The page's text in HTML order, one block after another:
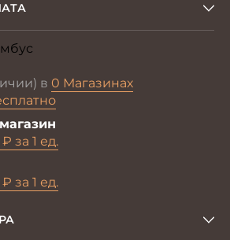
в 0 Магазинах
за 1 ед.
за 1 ед.